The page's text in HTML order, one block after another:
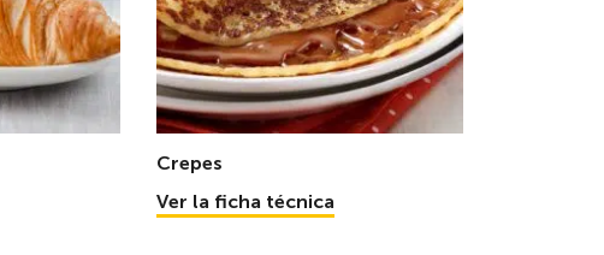
Crepes
Ver la ficha técnica